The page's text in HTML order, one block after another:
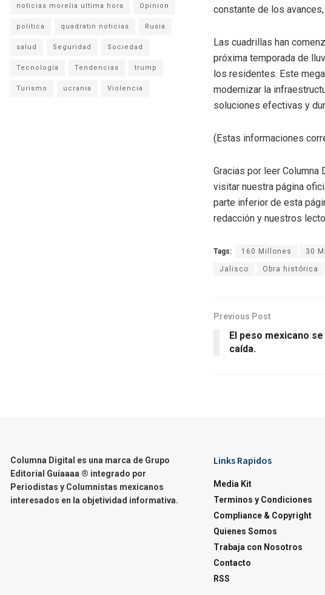
constante de los
Las cuadrillas han
próxima temporada de
los residentes. Este
modernizar la
soluciones efectivas y
(Estas informaciones
Gracias por leer
visitar nuestra página
parte inferior de esta
redacción y nuestros
Tags: 160 Millones 30 Mil
Jalisco Obra histórica
Previous Post
El peso mexicano
caída.
noticias morelia ultima hora Opinion
politica quadratin noticias Rusia
salud Seguridad Sociedad
Tecnología Tendencias trump
Turismo ucrania Violencia
Columna Digital es una marca de Grupo
Editorial Guíaaaa ® integrado por
Periodistas y Columnistas mexicanos
interesados en la objetividad informativa.
Links Rapidos
Media Kit
Terminos y Condiciones
Compliance & Copyright
Quienes Somos
Trabaja con Nosotros
Contacto
RSS